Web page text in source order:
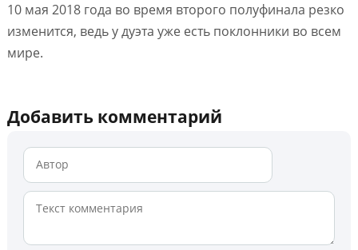
10 мая 2018 года во время второго полуфинала резко
изменится, ведь у дуэта уже есть поклонники во всем
мире.
Добавить комментарий